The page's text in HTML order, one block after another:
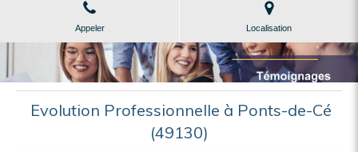
Appeler Localisation
Evolution Professionnelle à Ponts-de-Cé
(49130)